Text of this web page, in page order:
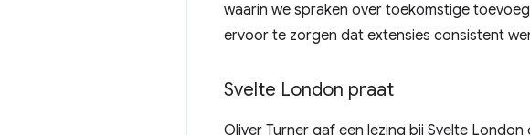
waarin we spraken over toekomstige
ervoor te zorgen dat extensies consistent
Svelte London praat
Oliver Turner gaf een lezing bij Svelte